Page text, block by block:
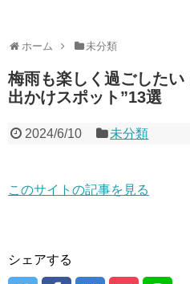
ホーム 未分類
梅雨も楽しく過ごした
出かけスポット”13選
2024/6/10 未分類
このサイトの記事を見る
シェアする